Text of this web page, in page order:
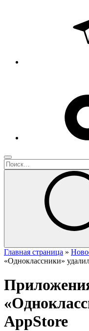
Главная страница »
«Одноклассники»
AppStore